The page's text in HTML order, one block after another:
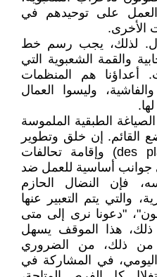
على توحيدهم في
الأخرى.
لذلك، يجب رسم خط
والقمة الشعبوية التي
أعداؤنا هم المنظمات
وليسوا العمال
الطبقية الملموسة
القائم. إن خلق وتطوير
منصات للتجميع (des plateformes) وإقامة تحالفات
أساسية للعمل ضد
فإن النضال الحازم
والتي يتم التعبير عنها
"دعونا نرى إلى متى
هذا الموقف يسهل
من ذلك، من الضروري
في المشاركة في